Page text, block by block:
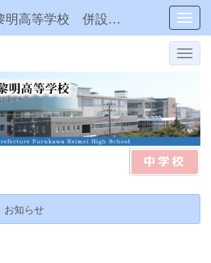
宮城県古川黎明高等学校 併設型中高一貫
お知らせ